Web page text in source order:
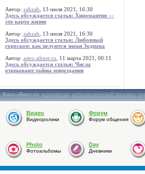
Автор: zabzab , 13 июля 2021, 16:30
Здесь обсуждается статья: Хиромантия —
это карта жизни
Автор: zabzab , 13 июля 2021, 16:30
Здесь обсуждается статья: Любовный
гороскоп: как целуются знаки Зодиака
Автор: astro.sibnet.ru , 11 марта 2021, 00:11
Здесь обсуждается статья: Числа
открывают тайны мироздания
Astro.sibnet.ru:астрология,астрологический прогноз,
Видео
Видеоролики
Форум
Форум общения
Photo
Фотоальбомы
Day
Дневники